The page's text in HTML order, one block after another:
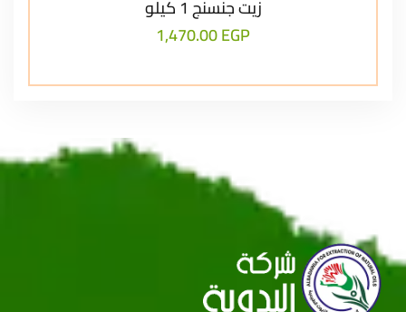
زيت جنسنج 1 كيلو
1,470.00EGP